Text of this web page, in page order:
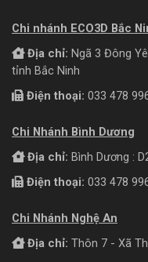
Chi nhánh ECO3D Bắc
Địa chỉ: Ngã 3 Đông
tỉnh Bắc Ninh
Điện thoại: 033 478
Chi Nhánh Bình Dương
Địa chỉ: Bình Dương :
Điện thoại: 033 478
Chi Nhánh Nghệ An
Địa chỉ: Thôn 7 - Xã